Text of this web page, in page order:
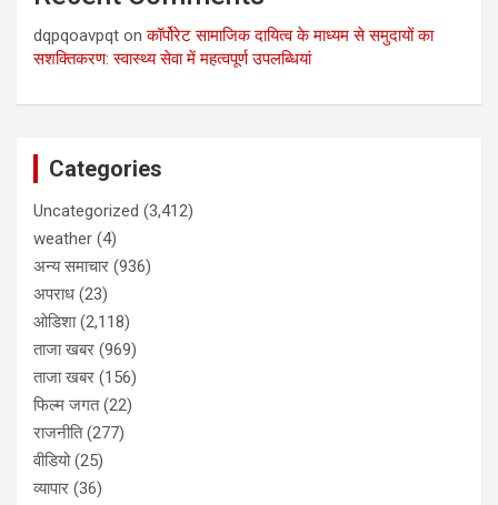
dqpqoavpqt onकॉर्पोरेट सामाजिक दायित्व के माध्यम से समुदायों का
सशक्तिकरण: स्वास्थ्य सेवा में महत्वपूर्ण उपलब्धियां
Categories
Uncategorized (3,412)
weather (4)
अन्य समाचार (936)
अपराध (23)
ओडिशा(2,118)
ताजा खबर (969)
ताजा खबर (156)
फिल्म जगत(22)
राजनीति(277)
वीडियो(25)
व्यापार (36)